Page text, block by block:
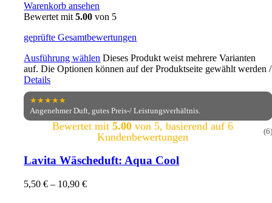
Warenkorb ansehen
Bewertet mit5.00 von 5
geprüfte Gesamtbewertungen
Ausführung wählen Dieses Produkt weist mehrere Varianten
auf. Die Optionen können auf der Produktseite gewählt werden/
Details
★★★★★
Angenehmer Duft, gutes Preis-/ Leistungsverhältnis.
Bewertet mit 5.00von 5, basierend auf 6
Kundenbewertungen
(6)
Lavita Wäscheduft: Aqua Cool
5,50€ – 10,90€